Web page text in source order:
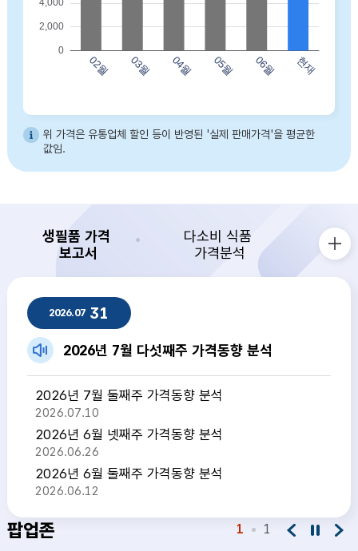
위 가격은 유통업체 할인 등이 반영된 '실제 판매가격'을 평균한
값임.
생필품 가격
보고서
다소비 식품
가격분석
2026.07 31
2026년 7월 다섯째주 가격동향 분석
2026년 7월 둘째주 가격동향 분석
2026.07.10
2026년 6월 넷째주 가격동향 분석
2026.06.26
2026년 6월 둘째주 가격동향 분석
2026.06.12
팝업존 1 1